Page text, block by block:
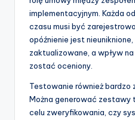
implementacyjnym. Każda
czasu musi być
opóźnienie jest
zaktualizowane, a wpływ
zostać oceniony.
Testowanie również bardzo
Można generować
celu zweryfikowania, czy